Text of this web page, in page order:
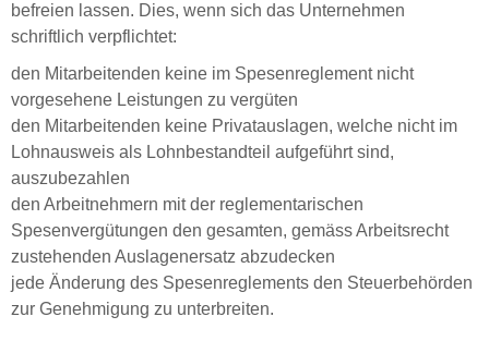
befreien lassen. Dies, wenn sich das Unternehmen
schriftlich verpflichtet:
den Mitarbeitenden keine im Spesenreglement nicht
vorgesehene Leistungen zu vergüten
den Mitarbeitenden keine Privatauslagen, welche nicht im
Lohnausweis als Lohnbestandteil aufgeführt sind,
auszubezahlen
den Arbeitnehmern mit der reglementarischen
Spesenvergütungen den gesamten, gemäss Arbeitsrecht
zustehenden Auslagenersatz abzudecken
jede Änderung des Spesenreglements den Steuerbehörden
zur Genehmigung zu unterbreiten.